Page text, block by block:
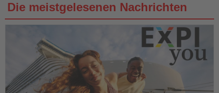
Die meistgelesenen Nachrichten